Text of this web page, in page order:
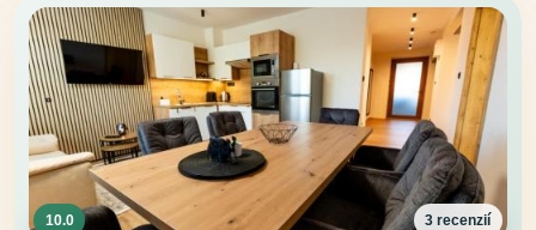
10.0 3 recenzií